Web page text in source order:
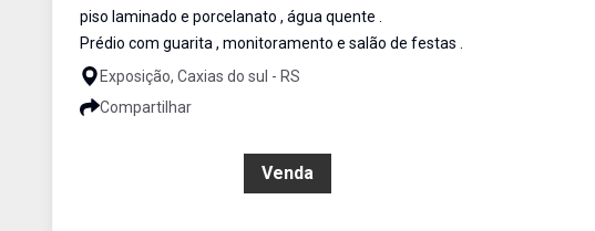
piso laminado e porcelanato , água quente .
Prédio com guarita , monitoramento e salão de festas .
Exposição, Caxias do sul - RS
Compartilhar
Venda